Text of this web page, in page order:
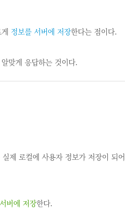
정보를 서버에 저장한다는 점이다.
맞게 응답하는 것이다.
실제 로컬에 사용자 정보가 저장이 되어
버에 저장한다.